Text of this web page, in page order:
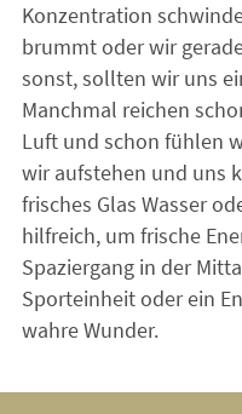
Konzentration
brummt oder wir
sonst, sollten wir uns
Manchmal reichen
Luft und schon fühlen
wir aufstehen und uns
frisches Glas Wasser
hilfreich, um frische
Spaziergang in der
Sporteinheit oder ein
wahre Wunder.